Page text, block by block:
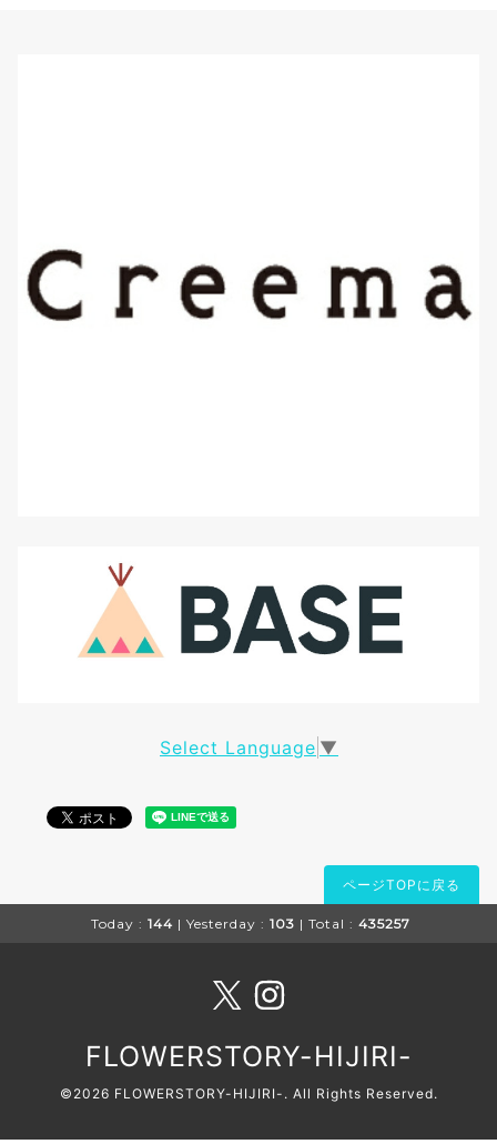
Select Language ▼
ページTOPに戻る
Today : 144 | Yesterday : 103 | Total : 435257
FLOWERSTORY-HIJIRI-
©2026 FLOWERSTORY-HIJIRI- . All Rights Reserved.